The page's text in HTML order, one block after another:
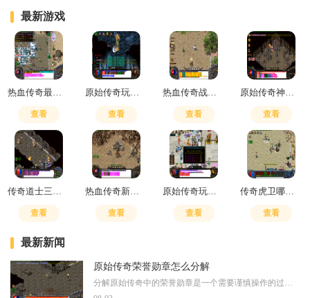
最新游戏
查看 查看 查看 查看
查看 查看 查看 查看
最新新闻
原始传奇荣誉勋章怎么分解
分解原始传奇中的荣誉勋章是一个需要谨慎操作的过程。玩家需要了解勋章分解的基本条件，部分低阶勋章可以被分解，而高阶勋章则可能无法进行分解操作。玩家可以前往特定的功能